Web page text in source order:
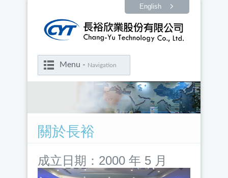
English
Menu - Navigation
關於長裕
成立日期 ：2000 年 5 月